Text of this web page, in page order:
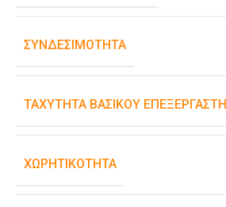
ΣΥΝΔΕΣΙΜΌΤΗΤΑ
ΤΑΧΎΤΗΤΑ ΒΑΣΙΚΟΎ ΕΠΕΞΕΡΓΑΣΤΉ
ΧΩΡΗΤΙΚΌΤΗΤΑ